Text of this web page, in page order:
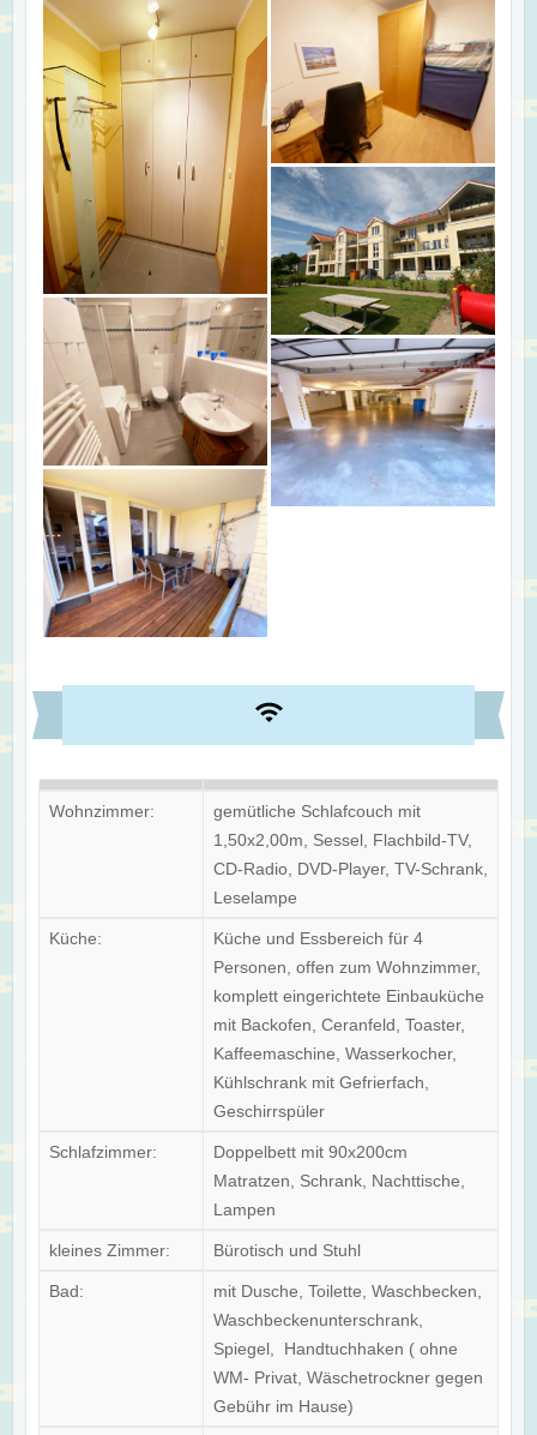
Wohnzimmer:
gemütliche Schlafcouch mit
1,50x2,00m, Sessel, Flachbild-TV,
CD-Radio, DVD-Player, TV-Schrank,
Leselampe
Küche:
Küche und Essbereich für 4
Personen, offen zum Wohnzimmer,
komplett eingerichtete Einbauküche
mit Backofen, Ceranfeld, Toaster,
Kaffeemaschine, Wasserkocher,
Kühlschrank mit Gefrierfach,
Geschirrspüler
Schlafzimmer:
Doppelbett mit 90x200cm
Matratzen, Schrank, Nachttische,
Lampen
kleines Zimmer: Bürotisch und Stuhl
Bad:
mit Dusche, Toilette, Waschbecken,
Waschbeckenunterschrank,
Spiegel, Handtuchhaken ( ohne
WM- Privat, Wäschetrockner gegen
Gebühr im Hause)